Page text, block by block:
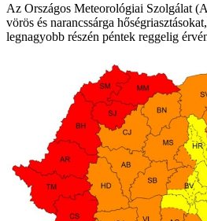
Az Országos Meteorológiai Szolgálat
vörös és narancssárga
legnagyobb részén péntek reggelig